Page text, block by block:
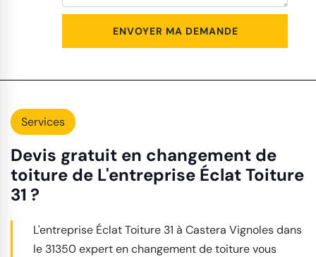
Services
Devis gratuit en changement de
toiture de L'entreprise Éclat Toiture
31 ?
L'entreprise Éclat Toiture 31 à Castera Vignoles dans
le 31350 expert en changement de toiture vous